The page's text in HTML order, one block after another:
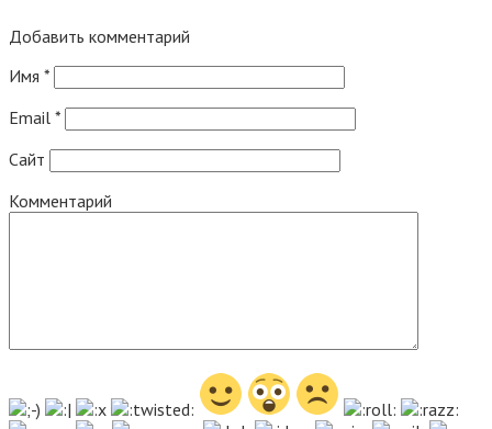
Добавить комментарий
Имя *
Email *
Сайт
Комментарий